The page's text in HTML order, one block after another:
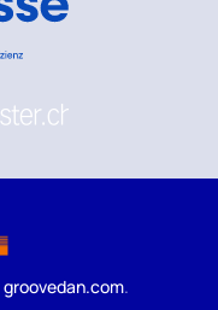
groovedan.com.